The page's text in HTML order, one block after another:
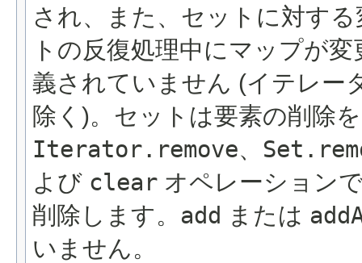
され、また、セットに対す
トの反復処理中にマップが
義されていません (イテレー
除く)。セットは要素の削除
Iterator.remove、
よび clear オペレーション
削除します。 add または
いません。